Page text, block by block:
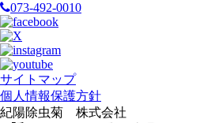
073-492-0010
サイトマップ
個人情報保護方針
紀陽除虫菊 株式会社